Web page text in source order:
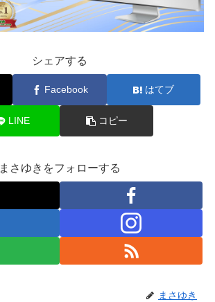
シェアする
Facebook はてブ
LINE コピー
まさゆきをフォローする
まさゆき